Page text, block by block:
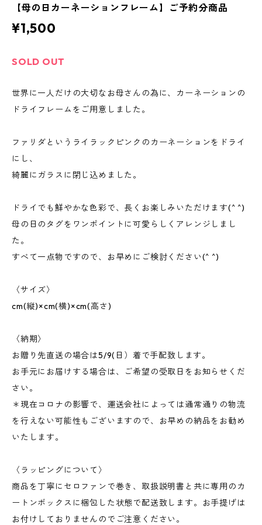
【母の日カーネーションフレーム】ご予約分商品
¥1,500
SOLD OUT
世界に一人だけの大切なお母さんの為に、カーネーションの
ドライフレームをご用意しました。
ファリダというライラックピンクのカーネーションをドライ
にし、
綺麗にガラスに閉じ込めました。
ドライでも鮮やかな色彩で、長くお楽しみいただけます(^ ^)
母の日のタグをワンポイントに可愛らしくアレンジしまし
た。
すべて一点物ですので、お早めにご検討ください(^ ^)
〈サイズ〉
cm(縦)×cm(横)×cm(高さ)
〈納期〉
お贈り先直送の場合は5/9(日）着で手配致します。
お手元にお届けする場合は、ご希望の受取日をお知らせくだ
さい。
＊現在コロナの影響で、運送会社によっては通常通りの物流
を行えない可能性もございますので、お早めの納品をお勧め
いたします。
〈ラッピングについて〉
商品を丁寧にセロファンで巻き、取扱説明書と共に専用のカ
ートンボックスに梱包した状態で配送致します。お手提げは
お付けしておりませんのでご注意ください。